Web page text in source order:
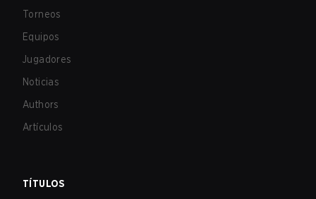
Torneos
Equipos
Jugadores
Noticias
Authors
Artículos
TÍTULOS